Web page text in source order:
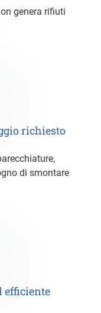
richiesto
di smontare
efficiente